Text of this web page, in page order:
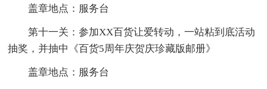
盖章地点：服务台
第十一关：参加XX百货让爱转动，一站粘到底活动
抽奖，并抽中《百货5周年庆贺庆珍藏版邮册》
盖章地点：服务台